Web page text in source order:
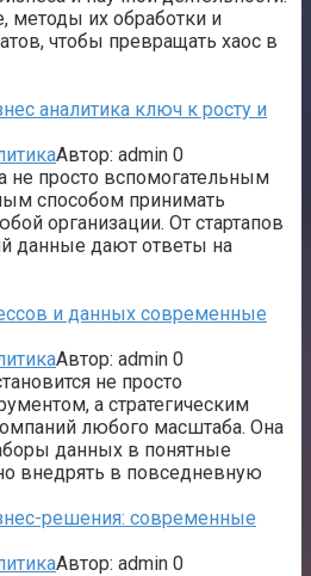
методы их обработки и
чтобы превращать хаос в
аналитика ключ к росту и
Автор: admin 0
не просто вспомогательным
способом принимать
организации. От стартапов
данные дают ответы на
и данных современные
Автор: admin 0
не просто
а стратегическим
любого масштаба. Она
данных в понятные
внедрять в повседневную
решения: современные
Автор: admin 0